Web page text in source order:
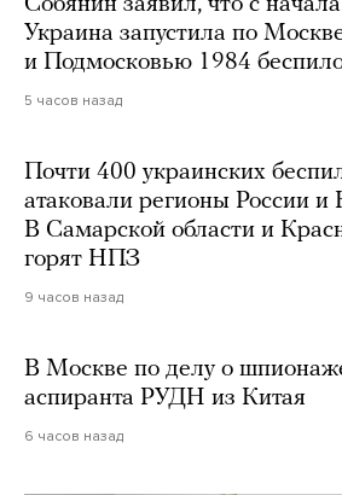
Украина запустила по
и Подмосковью 1984
5 часов назад
Почти 400 украинских
атаковали регионы России
В Самарской области и
горят НПЗ
9 часов назад
В Москве по делу о
аспиранта РУДН из Китая
6 часов назад